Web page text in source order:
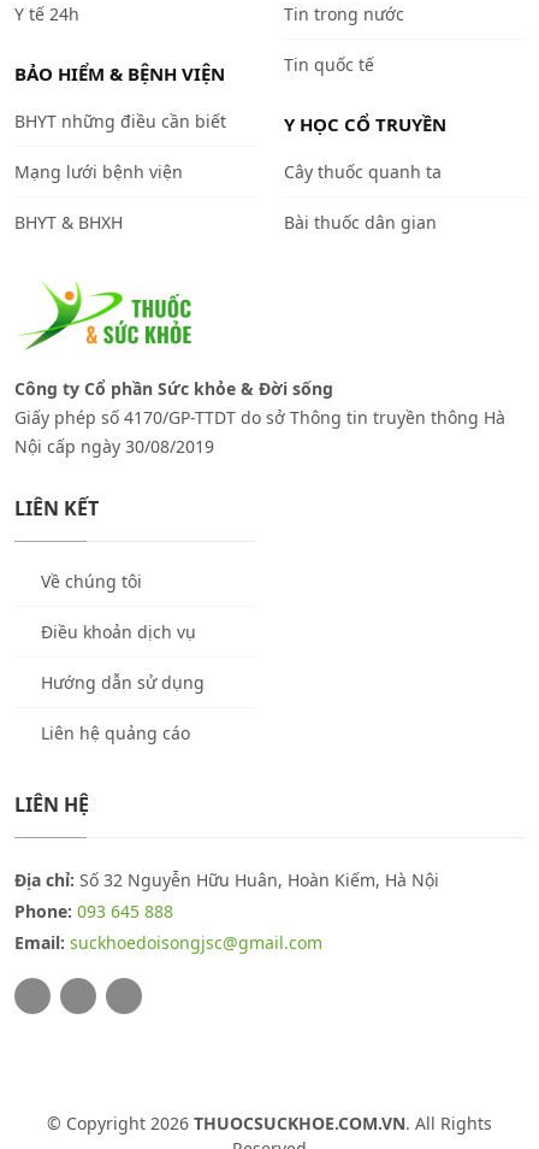
Y tế 24h
BẢO HIỂM & BỆNH VIỆN
BHYT những điều cần biết
Mạng lưới bệnh viện
BHYT & BHXH
Tin trong nước
Tin quốc tế
Y HỌC CỔ TRUYỀN
Cây thuốc quanh ta
Bài thuốc dân gian
Công ty Cổ phần Sức khỏe & Đời sống
Giấy phép số 4170/GP-TTDT do sở Thông tin truyền thông Hà
Nội cấp ngày 30/08/2019
LIÊN KẾT
Về chúng tôi
Điều khoản dịch vụ
Hướng dẫn sử dụng
Liên hệ quảng cáo
LIÊN HỆ
Địa chỉ: Số 32 Nguyễn Hữu Huân, Hoàn Kiếm, Hà Nội
Phone: 093 645 888
Email: suckhoedoisongjsc@gmail.com
© Copyright 2026 THUOCSUCKHOE.COM.VN. All Rights